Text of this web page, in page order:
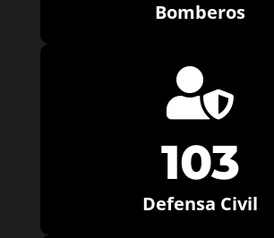
Bomberos

103
Defensa Civil